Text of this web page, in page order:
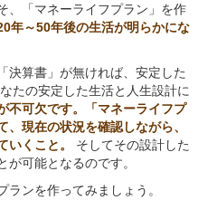
、「マネーライフプラン」を作
年～50年後の生活が明らかにな
決算書」が無ければ、安定した
たの安定した生活と人生設計に
不可欠です。「マネーライフプ
現在の状況を確認しながら、
いくこと。
そしてその設計した
が可能となるのです。
ンを作ってみましょう。